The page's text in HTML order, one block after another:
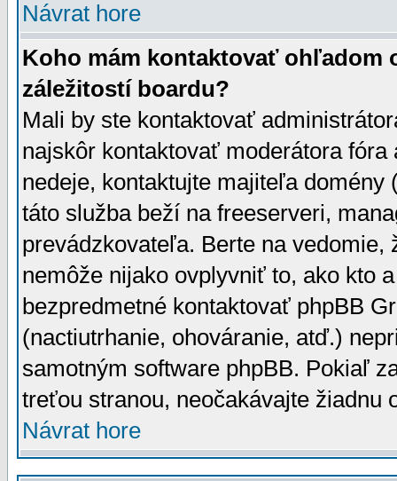
Návrat hore
Koho mám kontaktovať ohľadom
záležitostí boardu?
Mali by ste kontaktovať
najskôr kontaktovať moderátora
nedeje, kontaktujte majiteľa
táto služba beží na freeserveri,
prevádzkovateľa. Berte na vedomie,
nemôže nijako ovplyvniť to, ako kto
bezpredmetné kontaktovať phpBB
(nactiutrhanie, ohováranie, atď.)
samotným software phpBB. Pokiaľ
treťou stranou, neočakávajte žiadnu
Návrat hore